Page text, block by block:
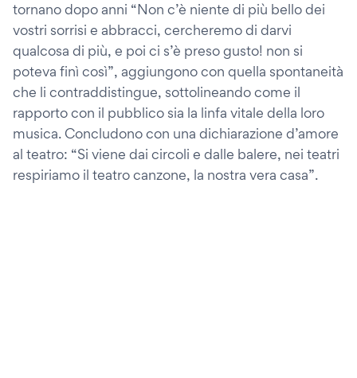
tornano dopo anni “Non c’è niente di più bello dei
vostri sorrisi e abbracci, cercheremo di darvi
qualcosa di più, e poi ci s’è preso gusto! non si
poteva finì così”, aggiungono con quella spontaneità
che li contraddistingue, sottolineando come il
rapporto con il pubblico sia la linfa vitale della loro
musica. Concludono con una dichiarazione d’amore
al teatro: “Si viene dai circoli e dalle balere, nei teatri
respiriamo il teatro canzone, la nostra vera casa”.